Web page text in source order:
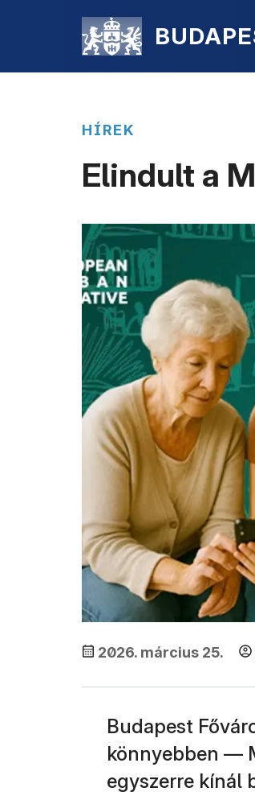
HÍREK
Elindult a
2026. március 25.
Budapest
könnyebben —
egyszerre kínál